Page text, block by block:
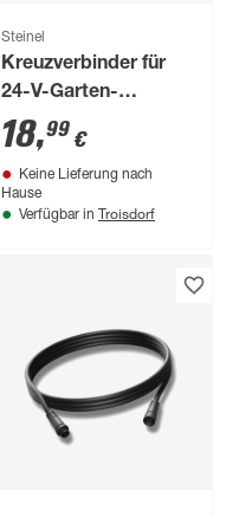
Steinel
Kreuzverbinder für
24-V-Garten-
Lichtsystem
18,99 €
Keine Lieferung nach
Hause
Verfügbar in Troisdorf